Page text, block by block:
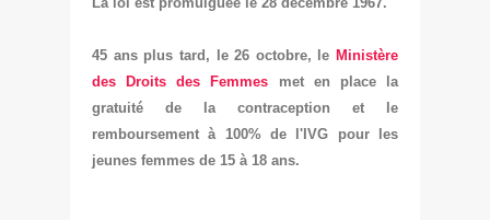
45 ans plus tard, le26 octobre, le Ministère
des Droits des Femmes met en place la
gratuité de la contraception et le
remboursement à 100% de l'IVG pour les
jeunes femmes de 15 à 18 ans.